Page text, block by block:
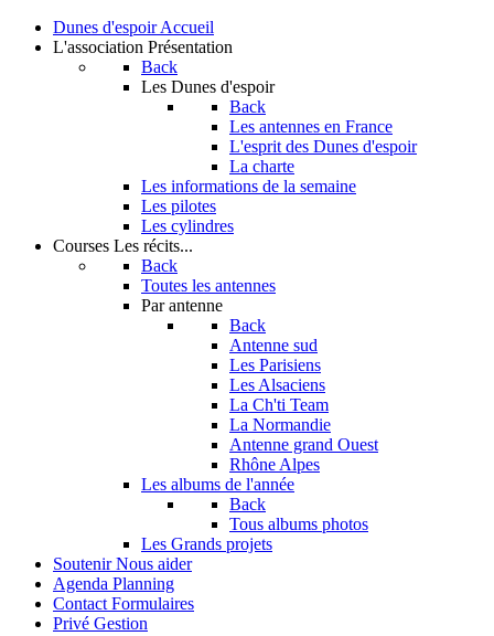
Dunes d'espoir Accueil
L'association Présentation
Back
Les Dunes d'espoir
Back
Les antennes en France
L'esprit des Dunes d'espoir
La charte
Les informations de la semaine
Les pilotes
Les cylindres
Courses Les récits...
Back
Toutes les antennes
Par antenne
Back
Antenne sud
Les Parisiens
Les Alsaciens
La Ch'ti Team
La Normandie
Antenne grand Ouest
Rhône Alpes
Les albums de l'année
Back
Tous albums photos
Les Grands projets
Soutenir Nous aider
Agenda Planning
Contact Formulaires
Privé Gestion